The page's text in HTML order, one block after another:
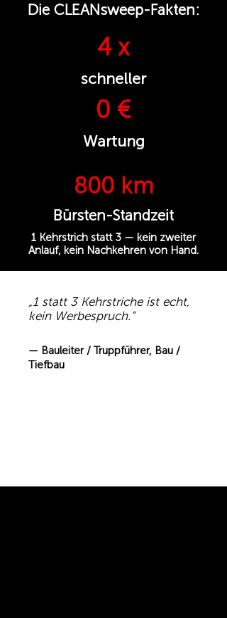
Die CLEANsweep-Fakten:
4 x
schneller
0 €
Wartung
800 km
Bürsten-Standzeit
1 Kehrstrich statt 3 — kein zweiter
Anlauf, kein Nachkehren von Hand.
„1 statt 3 Kehrstriche ist echt,
kein Werbespruch.“
— Bauleiter / Truppführer, Bau /
Tiefbau